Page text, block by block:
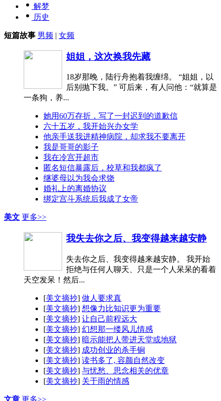
解梦
历史
短篇故事 男频 | 女频
姐姐，这次换我先藏
18岁那晚，陆行舟抱着我缠绵。 “姐姐，以
后别抛下我。” 可后来，有人问他：“就算是
一条狗，养...
她用60万存折，写了一封迟到的道歉信
六十五岁，我开始兴办女学
他亲手送我进精神病院，却求我不要离开
我是哥哥的影子
我在冷宫开超市
匿名短信暴露后，校草和我都疯了
继婆母以为我会求饶
婚礼上的离婚协议
绑定宫斗系统后我成了女帝
美文 更多>>
我失去你之后、我变得越来越安静
失去你之后、我变得越来越安静。 我开始
拒绝与任何人聊天、只是一个人呆呆的看着
天空发呆！然后...
[美文摘抄] 做人要求真
[美文摘抄] 想像力比知识更为重要
[美文摘抄] 让自己前程远大
[美文摘抄] 幻想那一缕风儿情感
[美文摘抄] 暗示能把人带进天堂或地狱
[美文摘抄] 成功创业的杀手锏
[美文摘抄] 读书多了, 容颜自然改变
[美文摘抄] 与忧愁、思念相关的优章
[美文摘抄] 关于雨的情感
文章 更多>>